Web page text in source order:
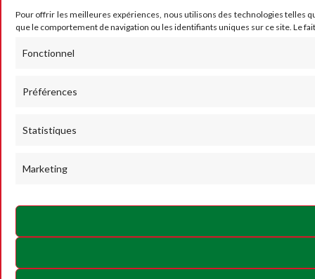
Pour offrir les meilleures expériences, nous utilisons des technologies telles
que le comportement de navigation ou les identifiants uniques sur ce site. Le
Fonctionnel
Préférences
Statistiques
Marketing